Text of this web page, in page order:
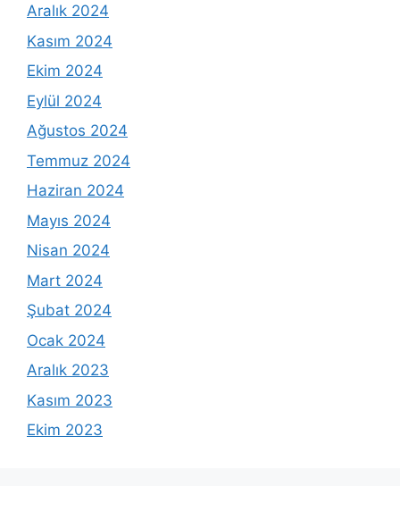
Aralık 2024
Kasım 2024
Ekim 2024
Eylül 2024
Ağustos 2024
Temmuz 2024
Haziran 2024
Mayıs 2024
Nisan 2024
Mart 2024
Şubat 2024
Ocak 2024
Aralık 2023
Kasım 2023
Ekim 2023